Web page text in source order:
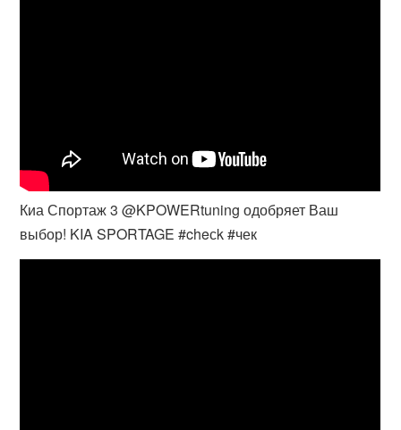
Киа Спортаж 3 @KPOWERtuning одобряет Ваш
выбор! KIA SPORTAGE #cheсk #чек